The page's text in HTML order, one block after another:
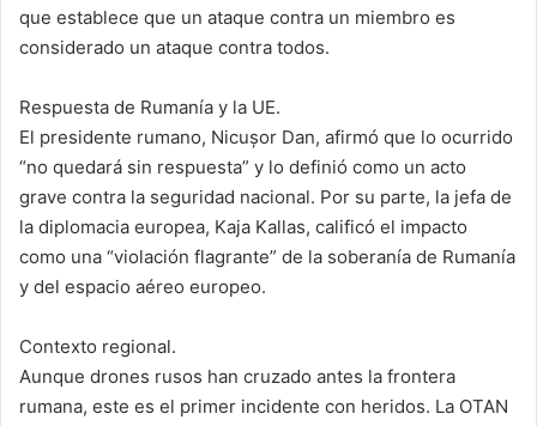
que establece que un ataque contra un miembro es
considerado un ataque contra todos.
Respuesta de Rumanía y la UE.
El presidente rumano, Nicușor Dan, afirmó que lo ocurrido
“no quedará sin respuesta” y lo definió como un acto
grave contra la seguridad nacional. Por su parte, la jefa de
la diplomacia europea, Kaja Kallas, calificó el impacto
como una “violación flagrante” de la soberanía de Rumanía
y del espacio aéreo europeo.
Contexto regional.
Aunque drones rusos han cruzado antes la frontera
rumana, este es el primer incidente con heridos. La OTAN